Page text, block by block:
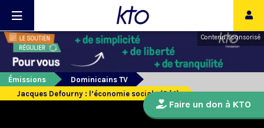
Contenu sponsorisé
Émissions
Dominicains TV
Jacques Defourny : l’économie sociale (3/4)
Faire un don à KTO